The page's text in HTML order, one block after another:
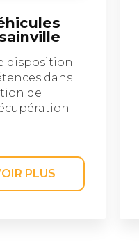
disposition
dans
de
PLUS